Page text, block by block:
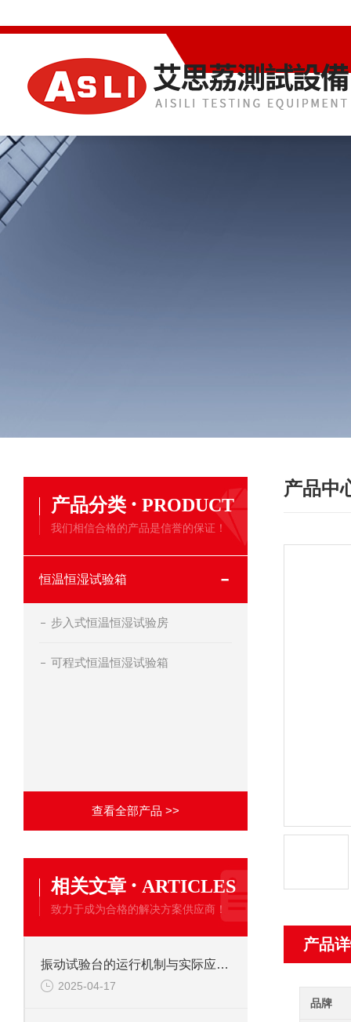
产品分类 · PRODUCT
我们相信合格的产品是信誉的保证！
恒温恒湿试验箱
步入式恒温恒湿试验房
可程式恒温恒湿试验箱
查看全部产品 >>
相关文章 · ARTICLES
致力于成为合格的解决方案供应商！
振动试验台的运行机制与实际应用解析
2025-04-17
产品中
产品
品牌